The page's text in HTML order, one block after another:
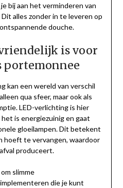
bij aan het verminderen van
alles zonder in te leveren op
douche.
is voor
portemonnee
kan een wereld van verschil
qua sfeer, maar ook als
LED-verlichting is hier
is energiezuinig en gaat
gloeilampen. Dit betekent
hoeft te vervangen, waardoor
produceert.
slimme
die je kunt